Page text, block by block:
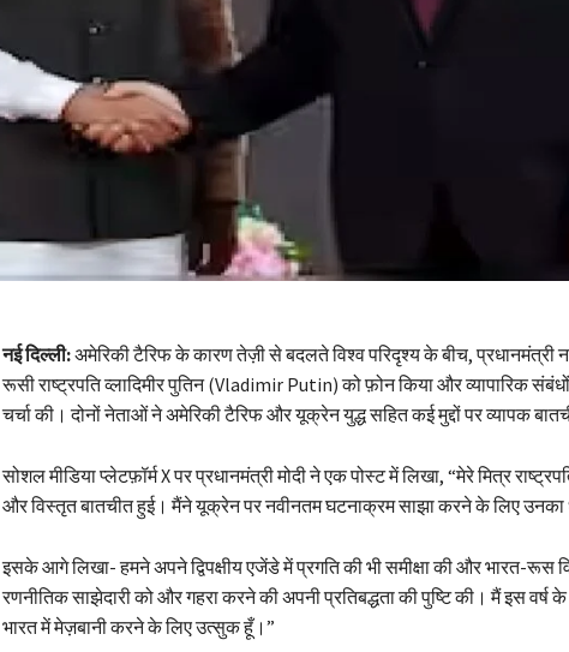
नई दिल्ली:अमेरिकी टैरिफ के कारण तेज़ी से बदलते विश्व परिदृश्य के बीच, प्रधानमंत्री
रूसी राष्ट्रपति व्लादिमीर पुतिन (Vladimir Putin) को फ़ोन किया और व्यापारिक संबंधों
चर्चा की। दोनों नेताओं ने अमेरिकी टैरिफ और यूक्रेन युद्ध सहित कई मुद्दों पर व्यापक
सोशल मीडिया प्लेटफ़ॉर्म X पर प्रधानमंत्री मोदी ने एक पोस्ट में लिखा, “मेरे मित्र
और विस्तृत बातचीत हुई। मैंने यूक्रेन पर नवीनतम घटनाक्रम साझा करने के लिए उनका
इसके आगे लिखा- हमने अपने द्विपक्षीय एजेंडे में प्रगति की भी समीक्षा की और भारत-रूस
रणनीतिक साझेदारी को और गहरा करने की अपनी प्रतिबद्धता की पुष्टि की। मैं इस वर्ष
भारत में मेज़बानी करने के लिए उत्सुक हूँ।”